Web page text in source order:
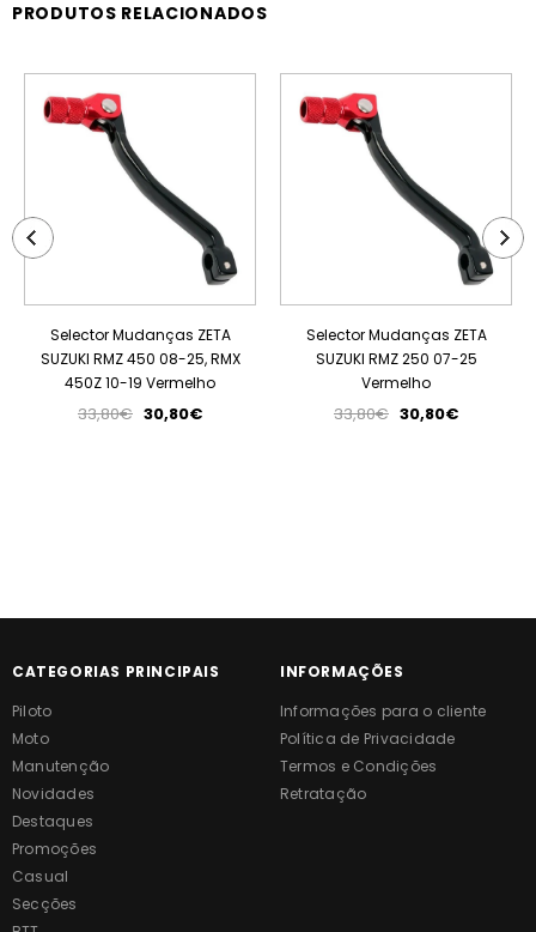
PRODUTOS RELACIONADOS
Selector Mudanças ZETA
SUZUKI RMZ 450 08-25, RMX
450Z 10-19 Vermelho
33,80€ 30,80€
Selector Mudanças ZETA
SUZUKI RMZ 250 07-25
Vermelho
33,80€ 30,80€
CATEGORIAS PRINCIPAIS
Piloto
Moto
Manutenção
Novidades
Destaques
Promoções
Casual
Secções
INFORMAÇÕES
Informações para o cliente
Política de Privacidade
Termos e Condições
Retratação